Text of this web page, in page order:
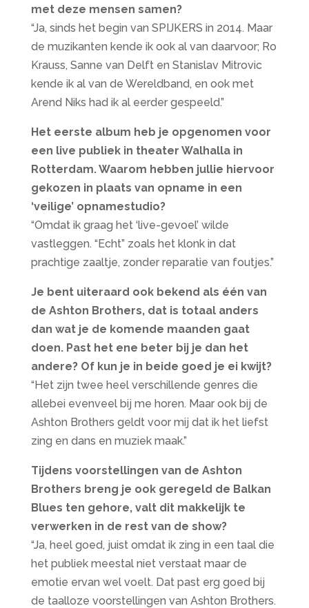
met deze mensen samen?
“Ja, sinds het begin van SPIJKERS in 2014. Maar
de muzikanten kende ik ook al van daarvoor; Ro
Krauss, Sanne van Delft en Stanislav Mitrovic
kende ik al van de Wereldband, en ook met
Arend Niks had ik al eerder gespeeld.”
Het eerste album heb je opgenomen voor
een live publiek in theater Walhalla in
Rotterdam. Waarom hebben jullie hiervoor
gekozen in plaats van opname in een
‘veilige’ opnamestudio?
“Omdat ik graag het ‘live-gevoel’ wilde
vastleggen. “Echt” zoals het klonk in dat
prachtige zaaltje, zonder reparatie van foutjes.”
Je bent uiteraard ook bekend als één van
de Ashton Brothers, dat is totaal anders
dan wat je de komende maanden gaat
doen. Past het ene beter bij je dan het
andere? Of kun je in beide goed je ei kwijt?
“Het zijn twee heel verschillende genres die
allebei evenveel bij me horen. Maar ook bij de
Ashton Brothers geldt voor mij dat ik het liefst
zing en dans en muziek maak.”
Tijdens voorstellingen van de Ashton
Brothers breng je ook geregeld de Balkan
Blues ten gehore, valt dit makkelijk te
verwerken in de rest van de show?
“Ja, heel goed, juist omdat ik zing in een taal die
het publiek meestal niet verstaat maar de
emotie ervan wel voelt. Dat past erg goed bij
de taalloze voorstellingen van Ashton Brothers.